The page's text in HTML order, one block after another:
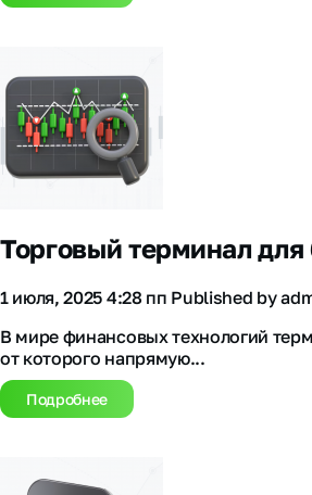
Торговый терминал
1 июля, 2025 4:28 пп Published by
В мире финансовых технологий
от которого напрямую...
Подробнее